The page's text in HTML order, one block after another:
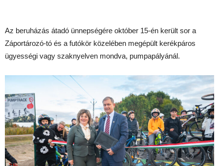
Az beruházás átadó ünnepségére október 15-én került sor a
Záportározó-tó és a futókör közelében megépült kerékpáros
ügyességi vagy szaknyelven mondva, pumpapályánál.